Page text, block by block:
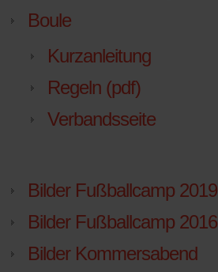
Boule
Kurzanleitung
Regeln (pdf)
Verbandsseite
Bilder Fußballcamp 2019
Bilder Fußballcamp 2016
Bilder Kommersabend